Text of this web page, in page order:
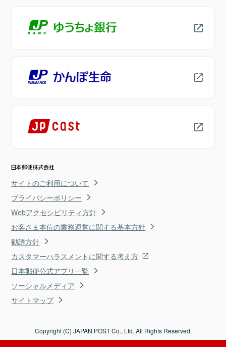
サイトのご利用について
プライバシーポリシー
Webアクセシビリティ方針
お客さま本位の業務運営に関する基本方針
勧誘方針
カスタマーハラスメントに関する考え方
日本郵便公式アプリ一覧
ソーシャルメディア
サイトマップ
Copyright (C) JAPAN POST Co., Ltd. All Rights Reserved.